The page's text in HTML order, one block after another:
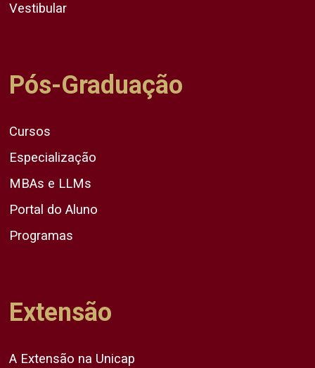
Vestibular
Pós-Graduação
Cursos
Especialização
MBAs e LLMs
Portal do Aluno
Programas
Extensão
A Extensão na Unicap